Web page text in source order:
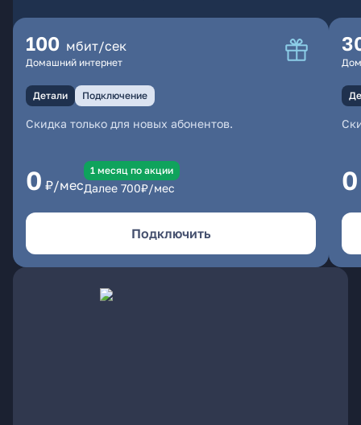
100 мбит/сек
Домашний интернет
Детали Подключение
Скидка только для новых абонентов.
0 ₽/мес
1 месяц по акции
Далее 700₽/мес
Подключить
0